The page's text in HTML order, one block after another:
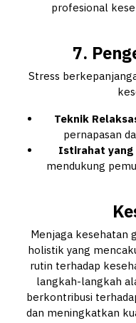
profesional
7.
Stress
Teknik
pernapasan
Istirahat yang
mendukung
Menjaga kesehatan
holistik yang
rutin terhadap
langkah-langkah
berkontribusi
dan meningkatkan